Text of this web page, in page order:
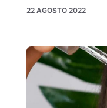
22 AGOSTO 2022